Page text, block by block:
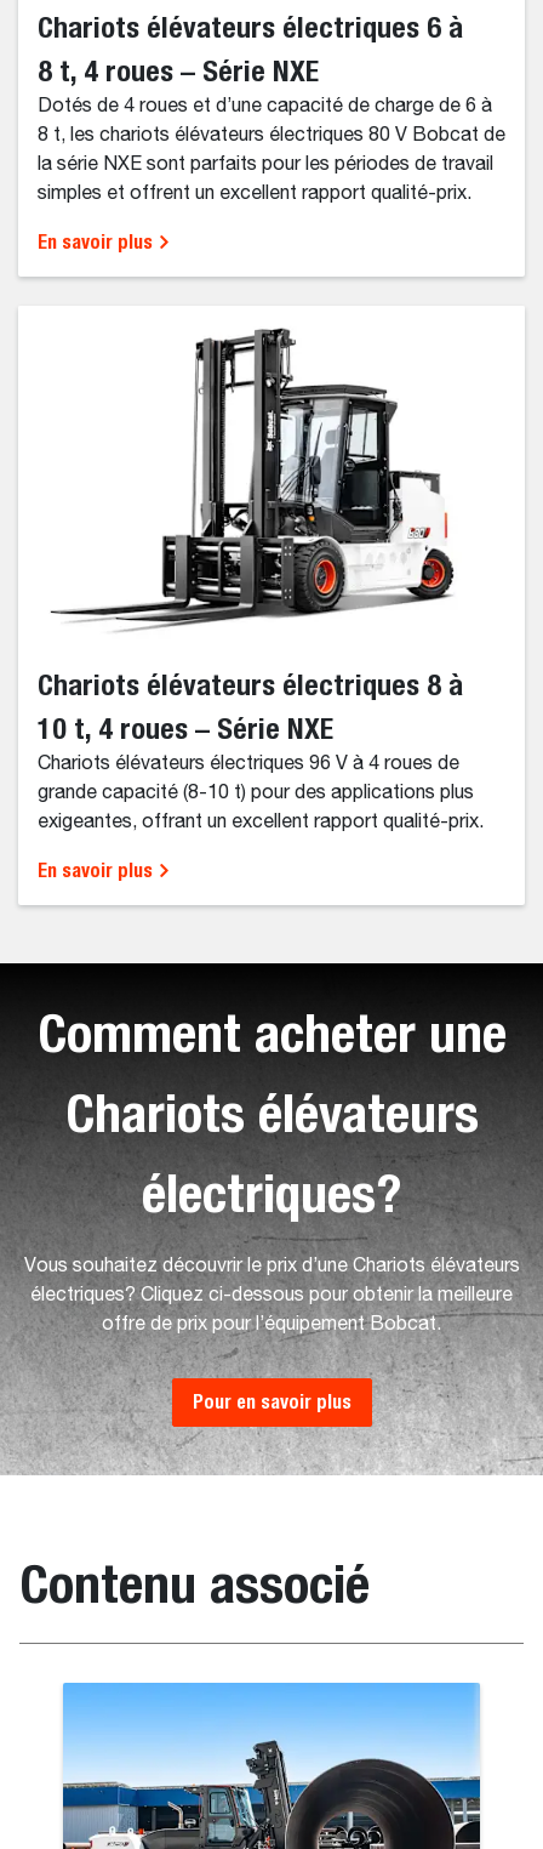
Chariots élévateurs électriques 6 à
8 t, 4 roues – Série NXE
Dotés de 4 roues et d’une capacité de charge de 6 à
8 t, les chariots élévateurs électriques 80 V Bobcat de
la série NXE sont parfaits pour les périodes de travail
simples et offrent un excellent rapport qualité-prix.
En savoir plus
Chariots élévateurs électriques 8 à
10 t, 4 roues – Série NXE
Chariots élévateurs électriques 96 V à 4 roues de
grande capacité (8-10 t) pour des applications plus
exigeantes, offrant un excellent rapport qualité-prix.
En savoir plus
Comment acheter une
Chariots élévateurs
électriques?
Vous souhaitez découvrir le prix d’une Chariots élévateurs
électriques? Cliquez ci-dessous pour obtenir la meilleure
offre de prix pour l’équipement Bobcat.
Pour en savoir plus
Contenu associé